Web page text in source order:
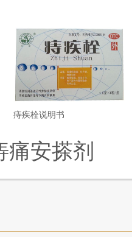
痔疾栓说明书
痛安搽剂